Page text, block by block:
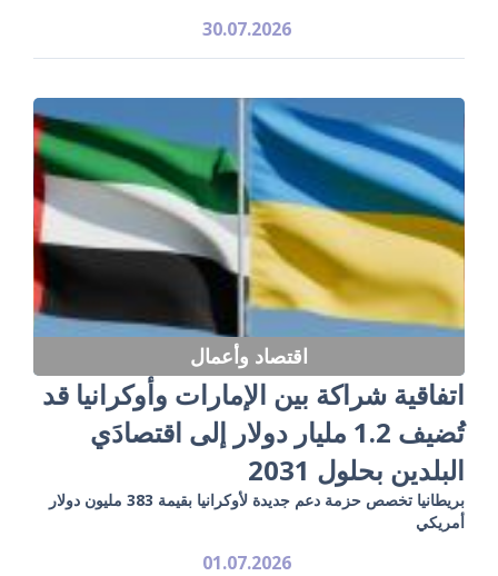
30.07.2026
اقتصاد وأعمال
اتفاقية شراكة بين الإمارات وأوكرانيا قد
تُضيف 1.2 مليار دولار إلى اقتصادَي
البلدين بحلول 2031
بريطانيا تخصص حزمة دعم جديدة لأوكرانيا بقيمة 383 مليون دولار
أمريكي
01.07.2026